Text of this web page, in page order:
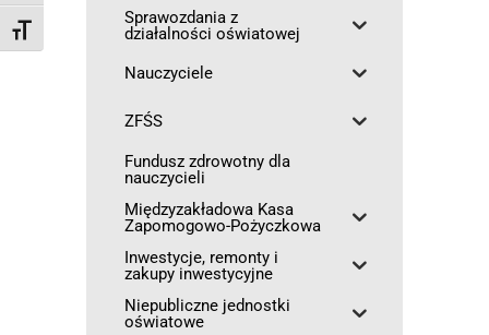
Toggle Font Size
Sprawozdania z
działalności oświatowej
Nauczyciele
ZFŚS
Fundusz zdrowotny dla
nauczycieli
Międzyzakładowa Kasa
Zapomogowo-Pożyczkowa
Inwestycje, remonty i
zakupy inwestycyjne
Niepubliczne jednostki
oświatowe